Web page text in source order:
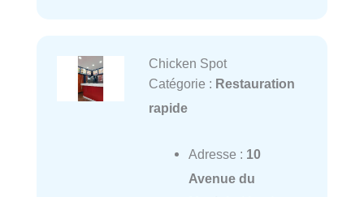
Chicken Spot
Catégorie : Restauration
rapide
Adresse : 10
Avenue du